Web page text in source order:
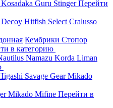
Kosadaka Guru StingerПерейти
Decoy Hitfish Select Cralusso
Кембрики Стопор
в категорию
Namazu Korda Liman
Savage GearMikado
Mikado Mifine Перейти в